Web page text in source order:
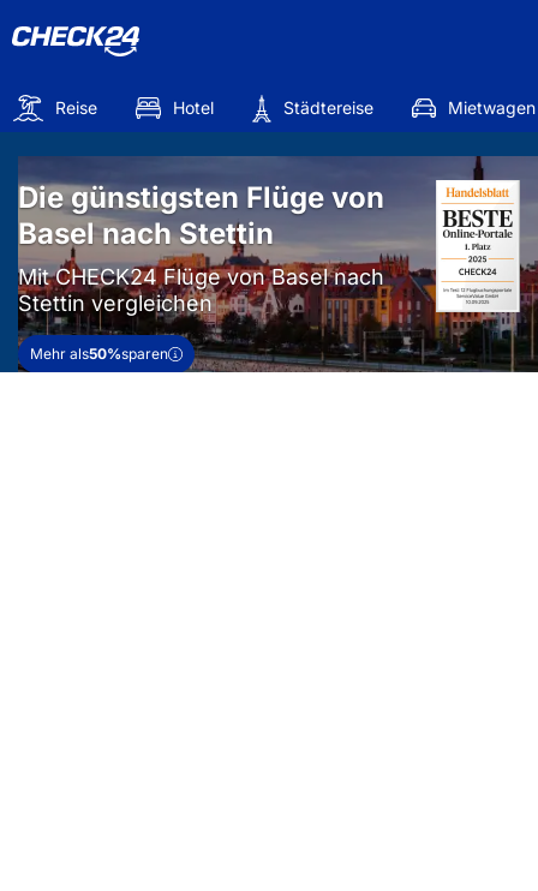
Reise Hotel Städtereise Mietwagen
Die günstigsten Flüge von
Basel nach Stettin
Mit CHECK24 Flüge von Basel nach
Stettin vergleichen
Mehr als50%sparen